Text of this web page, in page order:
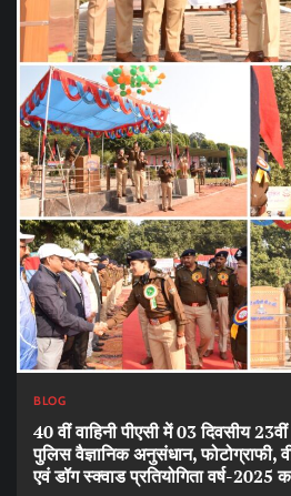
BLOG
40 वीं वाहिनी पीएसी में 03 दिवसीय
पुलिस वैज्ञानिक अनुसंधान, फोटोग्राफी,
एवं डॉग स्क्वाड प्रतियोगिता वर्ष-2025